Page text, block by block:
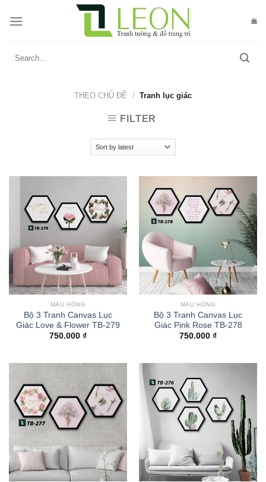
Search
THEO CHỦ ĐỀ / Tranh lục giác
FILTER
MÀU HỒNG
Bộ 3 Tranh Canvas Lục
Giác Love & Flower TB-279
750.000 ₫
MÀU HỒNG
Bộ 3 Tranh Canvas Lục
Giác Pink Rose TB-278
750.000 ₫